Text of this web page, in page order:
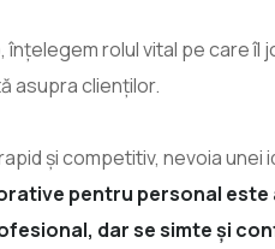
înțelegem rolul vital pe care
asupra clienților.
și competitiv, nevoia
pentru personal este
dar se simte și